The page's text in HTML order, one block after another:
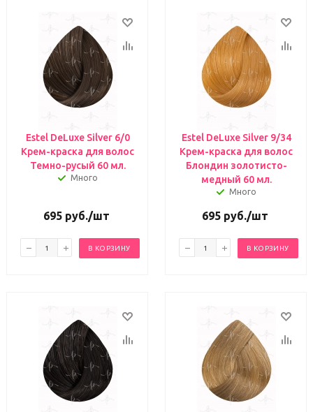
Estel DeLuxe Silver 6/0
Крем-краска для волос
Темно-русый 60 мл.
Много
695руб./шт
В КОРЗИНУ
Estel DeLuxe Silver 9/34
Крем-краска для волос
Блондин золотисто-
медный 60 мл.
Много
695руб./шт
В КОРЗИНУ